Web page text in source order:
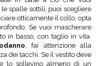
spalle sottili, puoi scegliere
otticamente il collo, opta
Se vuoi mascherare
in basso, con taglio in vita.
, fai attenzione alla
dei tacchi. Se il vestito deve
lo sollevino almeno di un